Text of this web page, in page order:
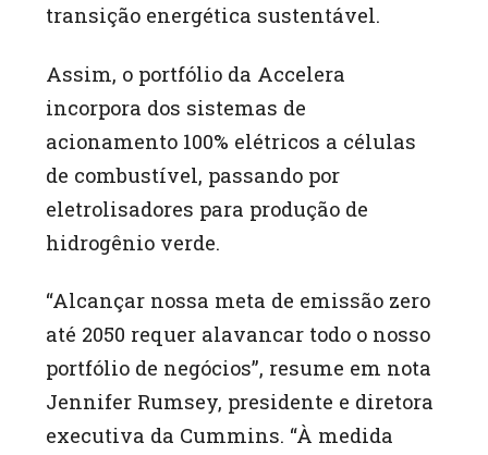
transição energética sustentável.
Assim, o portfólio da Accelera
incorpora dos sistemas de
acionamento 100% elétricos a células
de combustível, passando por
eletrolisadores para produção de
hidrogênio verde.
“Alcançar nossa meta de emissão zero
até 2050 requer alavancar todo o nosso
portfólio de negócios”, resume em nota
Jennifer Rumsey, presidente e diretora
executiva da Cummins. “À medida